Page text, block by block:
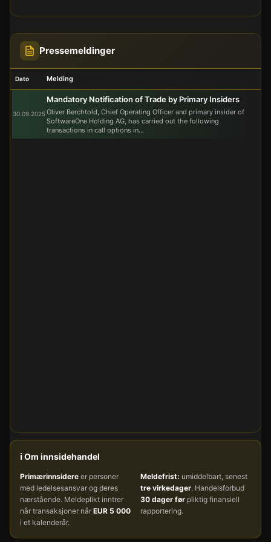
ℹ️ Om innsidehandel
Primærinnsidere er personer
med ledelsesansvar og deres
nærstående. Meldeplikt inntrer
når transaksjoner når EUR 5 000
i et kalenderår.
Meldefrist: umiddelbart, senest
tre virkedager. Handelsforbud
30 dager før pliktig finansiell
rapportering.
Pressemeldinger
Dato Melding
30.09.2025
Mandatory Notification of Trade by Primary Insiders
Oliver Berchtold, Chief Operating Officer and primary insider of
SoftwareOne Holding AG, has carried out the following
transactions in call options in...